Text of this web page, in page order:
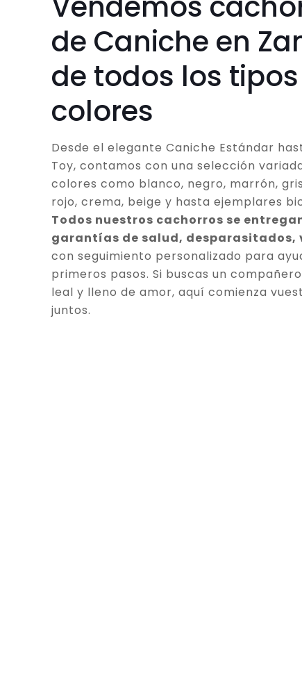
de Caniche en
de todos los
colores
Desde el elegante Caniche Estándar
Toy, contamos con una selección
colores como blanco, negro, marrón,
rojo, crema, beige y hasta ejemplares
Todos nuestros cachorros se
garantías de salud, desparasitados,
con seguimiento personalizado para
primeros pasos. Si buscas un
leal y lleno de amor, aquí comienza
juntos.